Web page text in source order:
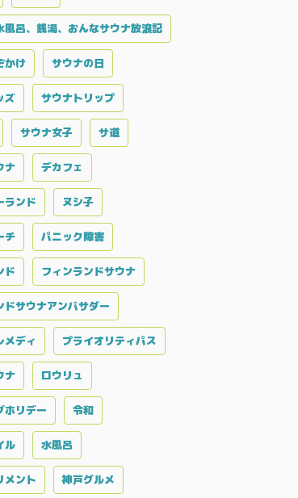
風呂、銭湯、おんなサウナ放浪記
かけ サウナの日
ズ サウナトリップ
サウナ女子 サ道
ナ デカフェ
ランド ヌシ子
チ パニック障害
ド フィンランドサウナ
ドサウナアンバサダー
メディ プライオリティパス
ナ ロウリュ
ホリデー 令和
ル 水風呂
メント 神戸グルメ